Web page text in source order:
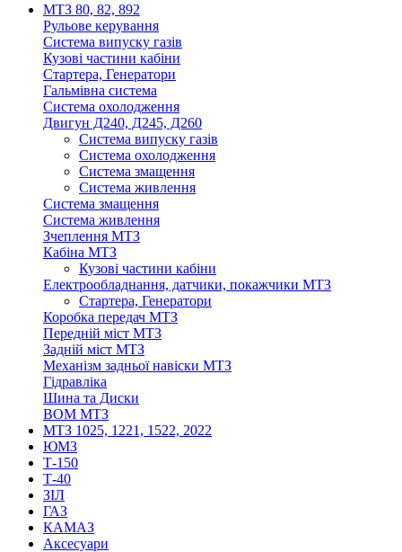
МТЗ 80, 82, 892
Рульове керування
Система випуску газів
Кузові частини кабіни
Стартера, Генератори
Гальмівна система
Система охолодження
Двигун Д240, Д245, Д260
Система випуску газів
Система охолодження
Система змащення
Система живлення
Система змащення
Система живлення
Зчеплення МТЗ
Кабіна МТЗ
Кузові частини кабіни
Електрообладнання, датчики, покажчики МТЗ
Стартера, Генератори
Коробка передач МТЗ
Передній міст МТЗ
Задній міст МТЗ
Механізм задньої навіски МТЗ
Гідравліка
Шина та Диски
ВОМ МТЗ
МТЗ 1025, 1221, 1522, 2022
ЮМЗ
Т-150
Т-40
ЗІЛ
ГАЗ
КАМАЗ
Аксесуари